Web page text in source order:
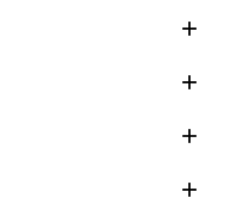



